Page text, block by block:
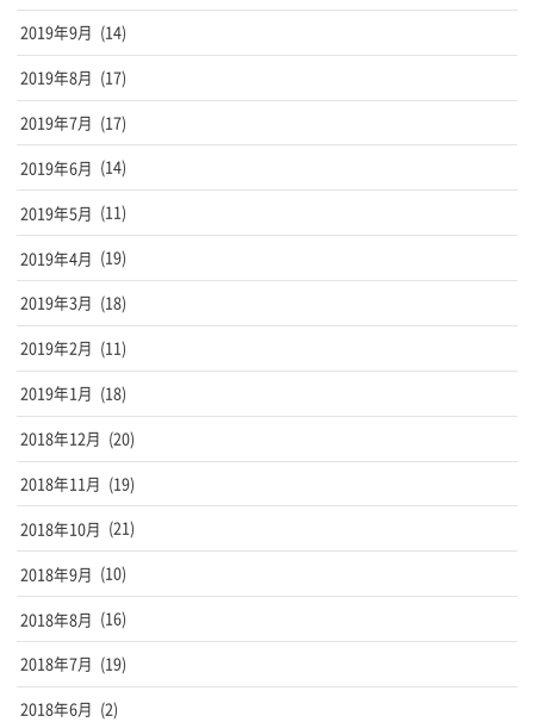
2019年9月 (14)
2019年8月 (17)
2019年7月 (17)
2019年6月 (14)
2019年5月 (11)
2019年4月 (19)
2019年3月 (18)
2019年2月 (11)
2019年1月 (18)
2018年12月 (20)
2018年11月 (19)
2018年10月 (21)
2018年9月 (10)
2018年8月 (16)
2018年7月 (19)
2018年6月 (2)